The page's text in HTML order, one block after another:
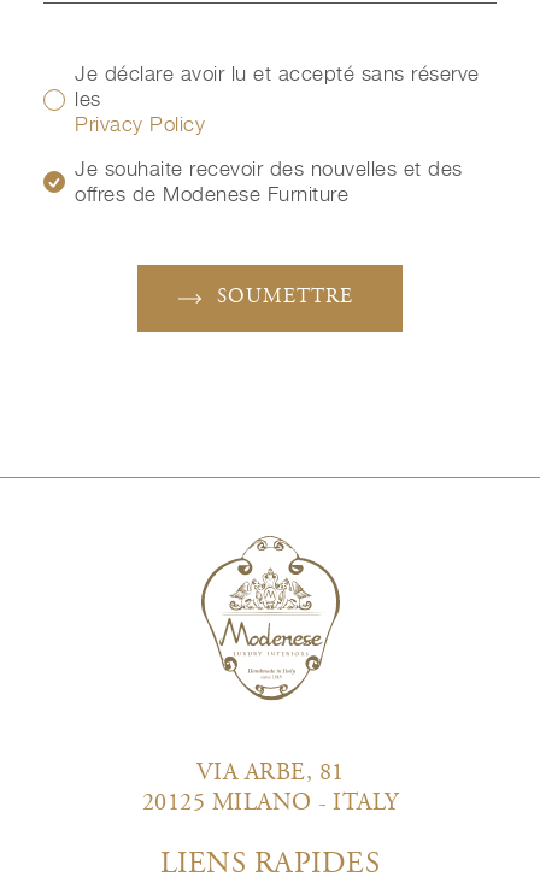
Je déclare avoir lu et accepté sans réserve
les
Privacy Policy
Je souhaite recevoir des nouvelles et des
offres de Modenese Furniture
SOUMETTRE
VIA ARBE, 81
20125 MILANO - ITALY
LIENS RAPIDES